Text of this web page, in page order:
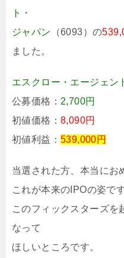
ト・
ジャパン （6093）の
ました。
エスクロー・エージェン
公募価格： 2,700円
初値価格： 8,090円
初値利益： 539,000円
当選された方、本当にお
これが本来のIPOの姿で
このフィックスターズを
なって
ほしいところです。